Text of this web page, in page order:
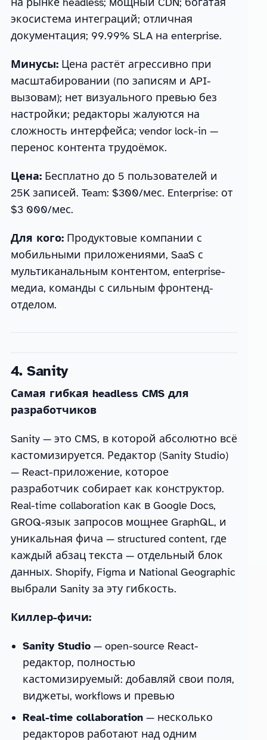
экосистема интеграций; отличная
документация; 99.99% SLA на enterprise.
Минусы:Цена растёт агрессивно при
масштабировании (по записям и API-
вызовам); нет визуального превью без
настройки; редакторы жалуются на
сложность интерфейса; vendor lock-in —
перенос контента трудоёмок.
Цена:Бесплатно до 5 пользователей и
25K записей. Team: $300/мес. Enterprise: от
$3 000/мес.
Для кого:Продуктовые компании с
мобильными приложениями, SaaS с
мультиканальным контентом, enterprise-
медиа, команды с сильным фронтенд-
отделом.
4. Sanity
Самая гибкая headless CMS для
разработчиков
Sanity — это CMS, в которой абсолютно всё
кастомизируется. Редактор (Sanity Studio)
— React-приложение, которое
разработчик собирает как конструктор.
Real-time collaboration как в Google Docs,
GROQ-язык запросов мощнее GraphQL, и
уникальная фича — structured content, где
каждый абзац текста — отдельный блок
данных. Shopify, Figma и National Geographic
выбрали Sanity за эту гибкость.
Киллер-фичи:
Sanity Studio— open-source React-
редактор, полностью
кастомизируемый: добавляй свои поля,
виджеты, workflows и превью
Real-time collaboration— несколько
редакторов работают над одним